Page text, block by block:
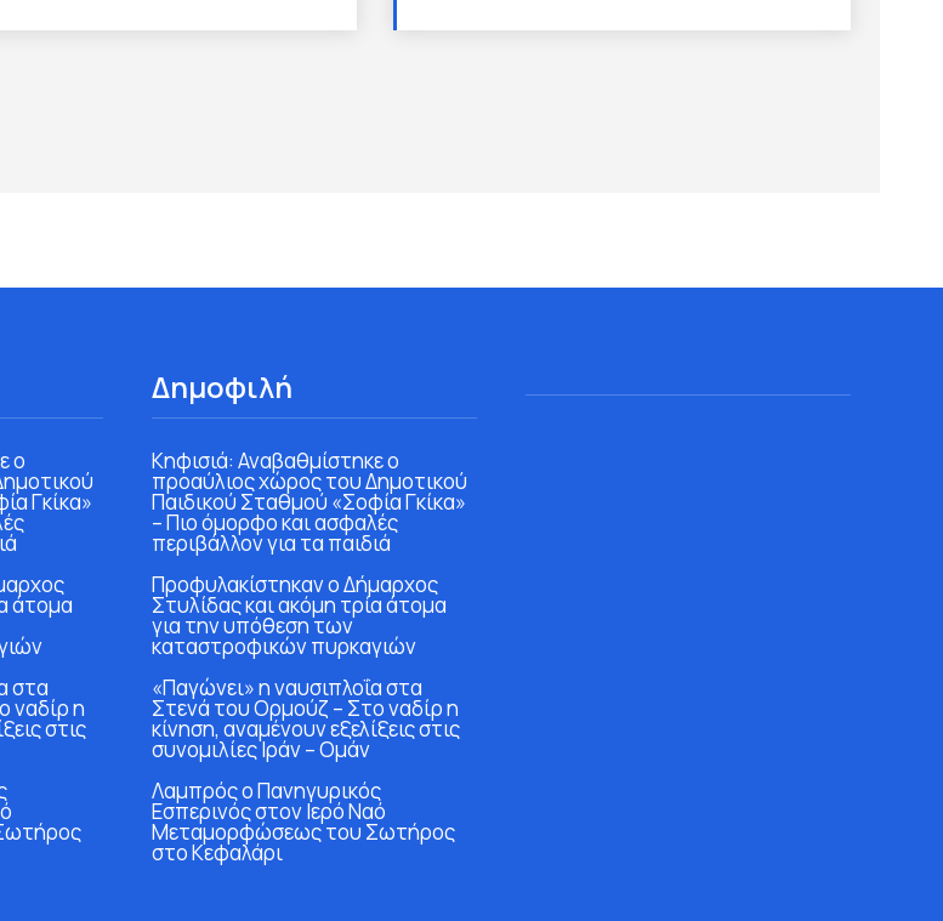
ο
Γκίκα»
άτομα
στα
ναδίρ η
στις
Δημοφιλή
Κηφισιά: Αναβαθμίστηκε ο
προαύλιος χώρος του Δημοτικού
Παιδικού Σταθμού «Σοφία Γκίκα»
– Πιο όμορφο και ασφαλές
περιβάλλον για τα παιδιά
Προφυλακίστηκαν ο Δήμαρχος
Στυλίδας και ακόμη τρία άτομα
για την υπόθεση των
καταστροφικών πυρκαγιών
«Παγώνει» η ναυσιπλοΐα στα
Στενά του Ορμούζ – Στο ναδίρ η
κίνηση, αναμένουν εξελίξεις στις
συνομιλίες Ιράν – Ομάν
Λαμπρός ο Πανηγυρικός
Εσπερινός στον Ιερό Ναό
Μεταμορφώσεως του Σωτήρος
στο Κεφαλάρι